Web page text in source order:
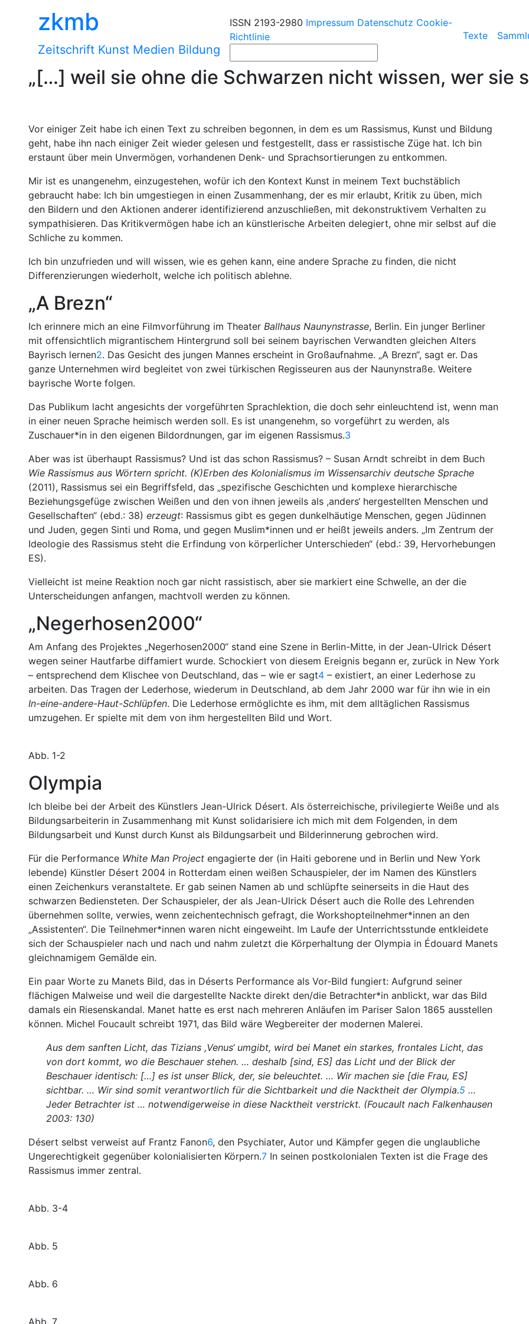
zkmb
Zeitschrift Kunst Medien Bildung
ISSN 2193-2980 Impressum Datenschutz Cookie-
Richtlinie
Texte
„[…] weil sie ohne die Schwarzen nicht wissen, wer sie
Vor einiger Zeit habe ich einen Text zu schreiben begonnen, in dem es um Rassismus, Kunst und Bildung
geht, habe ihn nach einiger Zeit wieder gelesen und festgestellt, dass er rassistische Züge hat. Ich bin
erstaunt über mein Unvermögen, vorhandenen Denk- und Sprachsortierungen zu entkommen.
Mir ist es unangenehm, einzugestehen, wofür ich den Kontext Kunst in meinem Text buchstäblich
gebraucht habe: Ich bin umgestiegen in einen Zusammenhang, der es mir erlaubt, Kritik zu üben, mich
den Bildern und den Aktionen anderer identifizierend anzuschließen, mit dekonstruktivem Verhalten zu
sympathisieren. Das Kritikvermögen habe ich an künstlerische Arbeiten delegiert, ohne mir selbst auf die
Schliche zu kommen.
Ich bin unzufrieden und will wissen, wie es gehen kann, eine andere Sprache zu finden, die nicht
Differenzierungen wiederholt, welche ich politisch ablehne.
„A Brezn“
Ich erinnere mich an eine Filmvorführung im Theater Ballhaus Naunynstrasse, Berlin. Ein junger Berliner
mit offensichtlich migrantischem Hintergrund soll bei seinem bayrischen Verwandten gleichen Alters
Bayrisch lernen2. Das Gesicht des jungen Mannes erscheint in Großaufnahme. „A Brezn“, sagt er. Das
ganze Unternehmen wird begleitet von zwei türkischen Regisseuren aus der Naunynstraße. Weitere
bayrische Worte folgen.
Das Publikum lacht angesichts der vorgeführten Sprachlektion, die doch sehr einleuchtend ist, wenn man
in einer neuen Sprache heimisch werden soll. Es ist unangenehm, so vorgeführt zu werden, als
Zuschauer*in in den eigenen Bildordnungen, gar im eigenen Rassismus.3
Aber was ist überhaupt Rassismus? Und ist das schon Rassismus? – Susan Arndt schreibt in dem Buch
Wie Rassismus aus Wörtern spricht. (K)Erben des Kolonialismus im Wissensarchiv deutsche Sprache
(2011), Rassismus sei ein Begriffsfeld, das „spezifische Geschichten und komplexe hierarchische
Beziehungsgefüge zwischen Weißen und den von ihnen jeweils als ,anders‘ hergestellten Menschen und
Gesellschaften“ (ebd.: 38) erzeugt: Rassismus gibt es gegen dunkelhäutige Menschen, gegen Jüdinnen
und Juden, gegen Sinti und Roma, und gegen Muslim*innen und er heißt jeweils anders. „Im Zentrum der
Ideologie des Rassismus steht die Erfindung von körperlicher Unterschieden“ (ebd.: 39, Hervorhebungen
ES).
Vielleicht ist meine Reaktion noch gar nicht rassistisch, aber sie markiert eine Schwelle, an der die
Unterscheidungen anfangen, machtvoll werden zu können.
„Negerhosen2000“
Am Anfang des Projektes „Negerhosen2000“ stand eine Szene in Berlin-Mitte, in der Jean-Ulrick Désert
wegen seiner Hautfarbe diffamiert wurde. Schockiert von diesem Ereignis begann er, zurück in New York
– entsprechend dem Klischee von Deutschland, das – wie er sagt4 – existiert, an einer Lederhose zu
arbeiten. Das Tragen der Lederhose, wiederum in Deutschland, ab dem Jahr 2000 war für ihn wie in ein
In-eine-andere-Haut-Schlüpfen. Die Lederhose ermöglichte es ihm, mit dem alltäglichen Rassismus
umzugehen. Er spielte mit dem von ihm hergestellten Bild und Wort.
Abb. 1-2
Olympia
Ich bleibe bei der Arbeit des Künstlers Jean-Ulrick Désert. Als österreichische, privilegierte Weiße und als
Bildungsarbeiterin in Zusammenhang mit Kunst solidarisiere ich mich mit dem Folgenden, in dem
Bildungsarbeit und Kunst durch Kunst als Bildungsarbeit und Bilderinnerung gebrochen wird.
Für die Performance White Man Project engagierte der (in Haiti geborene und in Berlin und New York
lebende) Künstler Désert 2004 in Rotterdam einen weißen Schauspieler, der im Namen des Künstlers
einen Zeichenkurs veranstaltete. Er gab seinen Namen ab und schlüpfte seinerseits in die Haut des
schwarzen Bediensteten. Der Schauspieler, der als Jean-Ulrick Désert auch die Rolle des Lehrenden
übernehmen sollte, verwies, wenn zeichentechnisch gefragt, die Workshopteilnehmer*innen an den
„Assistenten“. Die Teilnehmer*innen waren nicht eingeweiht. Im Laufe der Unterrichtsstunde entkleidete
sich der Schauspieler nach und nach und nahm zuletzt die Körperhaltung der Olympia in Édouard Manets
gleichnamigem Gemälde ein.
Ein paar Worte zu Manets Bild, das in Déserts Performance als Vor-Bild fungiert: Aufgrund seiner
flächigen Malweise und weil die dargestellte Nackte direkt den/die Betrachter*in anblickt, war das Bild
damals ein Riesenskandal. Manet hatte es erst nach mehreren Anläufen im Pariser Salon 1865 ausstellen
können. Michel Foucault schreibt 1971, das Bild wäre Wegbereiter der modernen Malerei.
Aus dem sanften Licht, das Tizians ,Venus‘ umgibt, wird bei Manet ein starkes, frontales Licht, das
von dort kommt, wo die Beschauer stehen. … deshalb [sind, ES] das Licht und der Blick der
Beschauer identisch: […] es ist unser Blick, der, sie beleuchtet. … Wir machen sie [die Frau, ES]
sichtbar. … Wir sind somit verantwortlich für die Sichtbarkeit und die Nacktheit der Olympia.5 …
Jeder Betrachter ist … notwendigerweise in diese Nacktheit verstrickt. (Foucault nach Falkenhausen
2003: 130)
Désert selbst verweist auf Frantz Fanon6, den Psychiater, Autor und Kämpfer gegen die unglaubliche
Ungerechtigkeit gegenüber kolonialisierten Körpern.7 In seinen postkolonialen Texten ist die Frage des
Rassismus immer zentral.
Abb. 3-4
Abb. 5
Abb. 6
Abb. 7